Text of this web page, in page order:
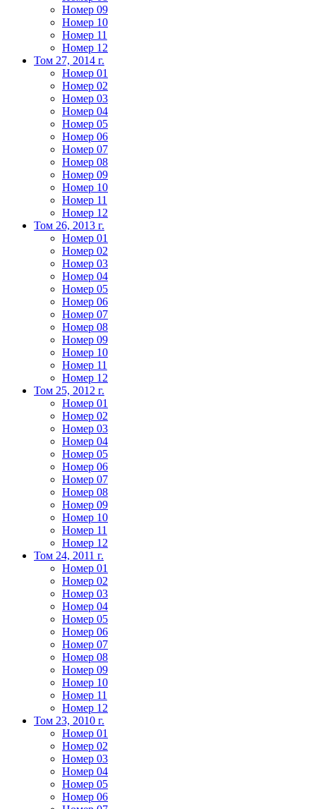
Номер 09
Номер 10
Номер 11
Номер 12
Том 27, 2014 г.
Номер 01
Номер 02
Номер 03
Номер 04
Номер 05
Номер 06
Номер 07
Номер 08
Номер 09
Номер 10
Номер 11
Номер 12
Том 26, 2013 г.
Номер 01
Номер 02
Номер 03
Номер 04
Номер 05
Номер 06
Номер 07
Номер 08
Номер 09
Номер 10
Номер 11
Номер 12
Том 25, 2012 г.
Номер 01
Номер 02
Номер 03
Номер 04
Номер 05
Номер 06
Номер 07
Номер 08
Номер 09
Номер 10
Номер 11
Номер 12
Том 24, 2011 г.
Номер 01
Номер 02
Номер 03
Номер 04
Номер 05
Номер 06
Номер 07
Номер 08
Номер 09
Номер 10
Номер 11
Номер 12
Том 23, 2010 г.
Номер 01
Номер 02
Номер 03
Номер 04
Номер 05
Номер 06